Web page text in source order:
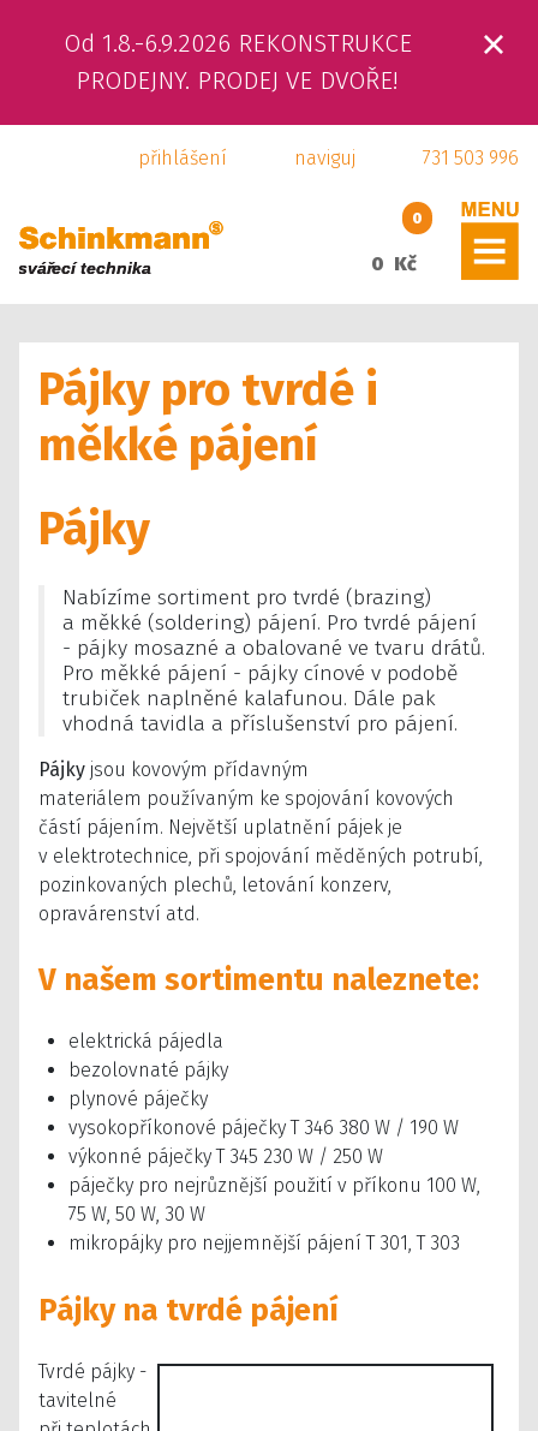
Od 1.8.-6.9.2026 REKONSTRUKCE
PRODEJNY. PRODEJ VE DVOŘE!
731 503 996
naviguj
přihlášení
0
0 Kč
ÚVOD
KAMENNÁ PRODEJNA
KONTAKTY
Pájky pro tvrdé i
měkké pájení
Pájky
Nabízíme sortiment pro tvrdé (brazing)
a měkké (soldering) pájení. Pro tvrdé pájení
- pájky mosazné a obalované ve tvaru drátů.
Pro měkké pájení - pájky cínové v podobě
trubiček naplněné kalafunou. Dále pak
vhodná tavidla a příslušenství pro pájení.
Pájky jsou kovovým přídavným
materiálem používaným ke spojování kovových
částí pájením. Největší uplatnění pájek je
v elektrotechnice, při spojování měděných potrubí,
pozinkovaných plechů, letování konzerv,
opravárenství atd.
V našem sortimentu naleznete:
elektrická pájedla
bezolovnaté pájky
plynové páječky
vysokopříkonové páječky T 346 380 W / 190 W
výkonné páječky T 345 230 W / 250 W
páječky pro nejrůznější použití v příkonu 100 W,
75 W, 50 W, 30 W
mikropájky pro nejjemnější pájení T 301, T 303
Pájky na tvrdé pájení
Tvrdé pájky -
tavitelné